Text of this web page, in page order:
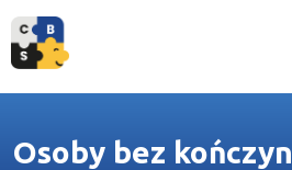
Osoby bez kończyn